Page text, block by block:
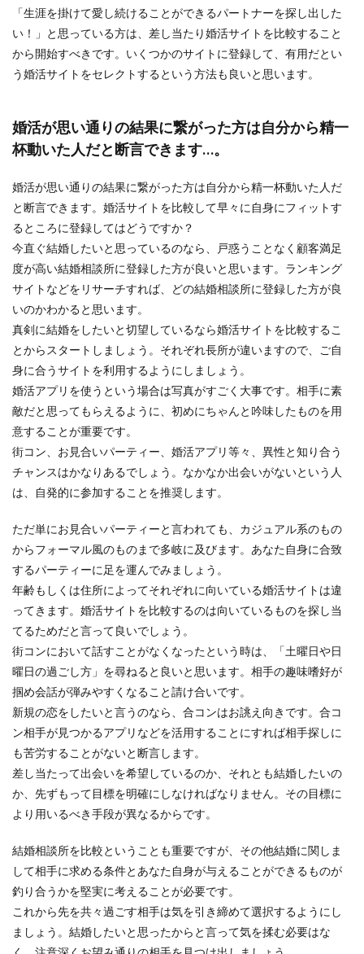
「生涯を掛けて愛し続けることができるパートナーを探し出した
い！」と思っている方は、差し当たり婚活サイトを比較すること
から開始すべきです。いくつかのサイトに登録して、有用だとい
う婚活サイトをセレクトするという方法も良いと思います。
婚活が思い通りの結果に繋がった方は自分から精一
杯動いた人だと断言できます…。
婚活が思い通りの結果に繋がった方は自分から精一杯動いた人だ
と断言できます。婚活サイトを比較して早々に自身にフィットす
るところに登録してはどうですか？
今直ぐ結婚したいと思っているのなら、戸惑うことなく顧客満足
度が高い結婚相談所に登録した方が良いと思います。ランキング
サイトなどをリサーチすれば、どの結婚相談所に登録した方が良
いのかわかると思います。
真剣に結婚をしたいと切望しているなら婚活サイトを比較するこ
とからスタートしましょう。それぞれ長所が違いますので、ご自
身に合うサイトを利用するようにしましょう。
婚活アプリを使うという場合は写真がすごく大事です。相手に素
敵だと思ってもらえるように、初めにちゃんと吟味したものを用
意することが重要です。
街コン、お見合いパーティー、婚活アプリ等々、異性と知り合う
チャンスはかなりあるでしょう。なかなか出会いがないという人
は、自発的に参加することを推奨します。
ただ単にお見合いパーティーと言われても、カジュアル系のもの
からフォーマル風のものまで多岐に及びます。あなた自身に合致
するパーティーに足を運んでみましょう。
年齢もしくは住所によってそれぞれに向いている婚活サイトは違
ってきます。婚活サイトを比較するのは向いているものを探し当
てるためだと言って良いでしょう。
街コンにおいて話すことがなくなったという時は、「土曜日や日
曜日の過ごし方」を尋ねると良いと思います。相手の趣味嗜好が
掴め会話が弾みやすくなること請け合いです。
新規の恋をしたいと言うのなら、合コンはお誂え向きです。合コ
ン相手が見つかるアプリなどを活用することにすれば相手探しに
も苦労することがないと断言します。
差し当たって出会いを希望しているのか、それとも結婚したいの
か、先ずもって目標を明確にしなければなりません。その目標に
より用いるべき手段が異なるからです。
結婚相談所を比較ということも重要ですが、その他結婚に関しま
して相手に求める条件とあなた自身が与えることができるものが
釣り合うかを堅実に考えることが必要です。
これから先を共々過ごす相手は気を引き締めて選択するようにし
ましょう。結婚したいと思ったからと言って気を揉む必要はな